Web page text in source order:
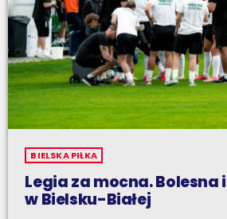
BIELSKA PIŁKA
Legia za mocna.
w Bielsku-Białej